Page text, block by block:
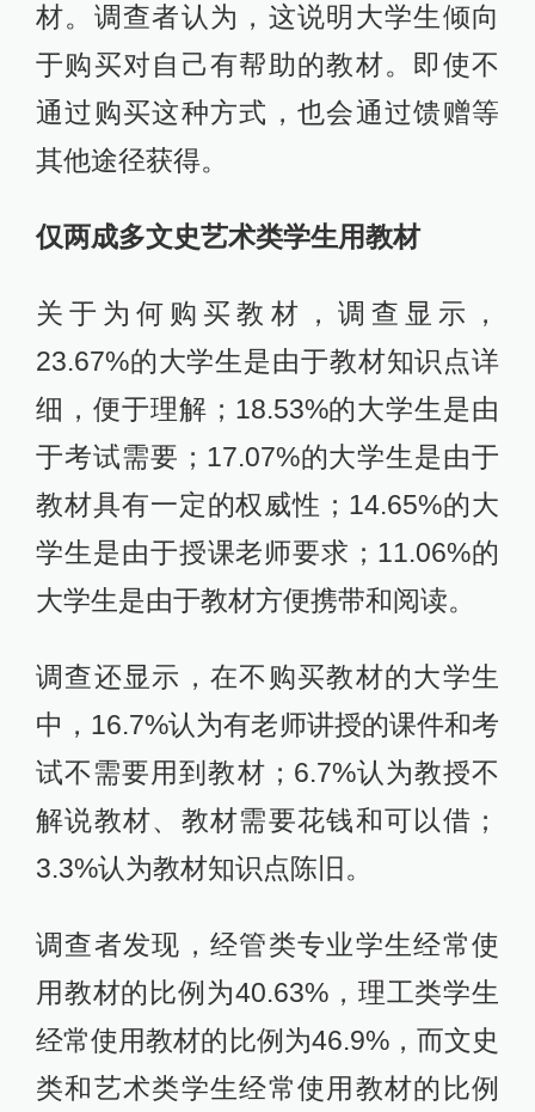
材。调查者认为，这说明大学生倾向
于购买对自己有帮助的教材。即使不
通过购买这种方式，也会通过馈赠等
其他途径获得。
仅两成多文史艺术类学生用教材
关于为何购买教材，调查显示，
23.67%的大学生是由于教材知识点详
细，便于理解；18.53%的大学生是由
于考试需要；17.07%的大学生是由于
教材具有一定的权威性；14.65%的大
学生是由于授课老师要求；11.06%的
大学生是由于教材方便携带和阅读。
调查还显示，在不购买教材的大学生
中，16.7%认为有老师讲授的课件和考
试不需要用到教材；6.7%认为教授不
解说教材、教材需要花钱和可以借；
3.3%认为教材知识点陈旧。
调查者发现，经管类专业学生经常使
用教材的比例为40.63%，理工类学生
经常使用教材的比例为46.9%，而文史
类和艺术类学生经常使用教材的比例